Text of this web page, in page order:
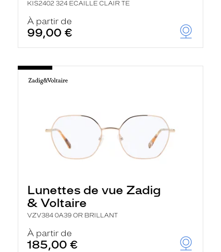
KIS2402 324 ECAILLE CLAIR TE
À partir de
99,00 €
Lunettes de vue Zadig
& Voltaire
VZV384 0A39 OR BRILLANT
À partir de
185,00 €